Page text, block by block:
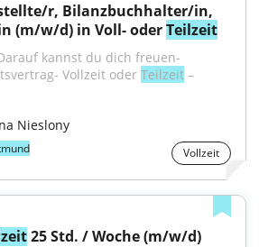
r, Bilanzbuchhalter/in,
(m/w/d) in Voll- oder Teilzeit
kannst du dich freuen-
Vollzeit oder Teilzeit –
Nieslony
Vollzeit
25 Std. / Woche (m/w/d)